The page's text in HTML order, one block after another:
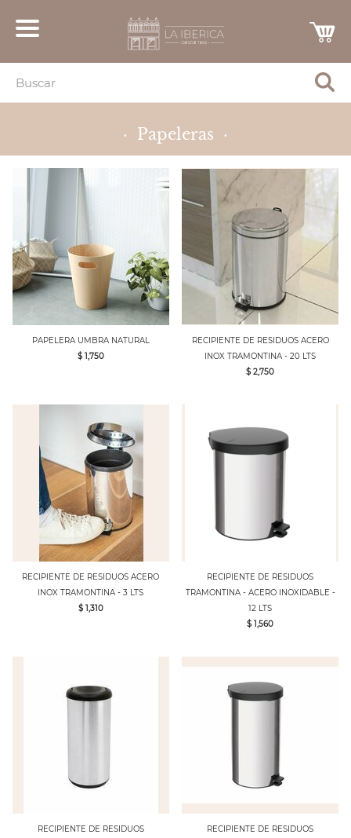
· Papeleras ·
PAPELERA UMBRA NATURAL
$ 1,750
RECIPIENTE DE RESIDUOS ACERO
INOX TRAMONTINA - 20 LTS
$ 2,750
RECIPIENTE DE RESIDUOS ACERO
INOX TRAMONTINA - 3 LTS
$ 1,310
RECIPIENTE DE RESIDUOS
TRAMONTINA - ACERO INOXIDABLE -
12 LTS
$ 1,560
RECIPIENTE DE RESIDUOS
RECIPIENTE DE RESIDUOS